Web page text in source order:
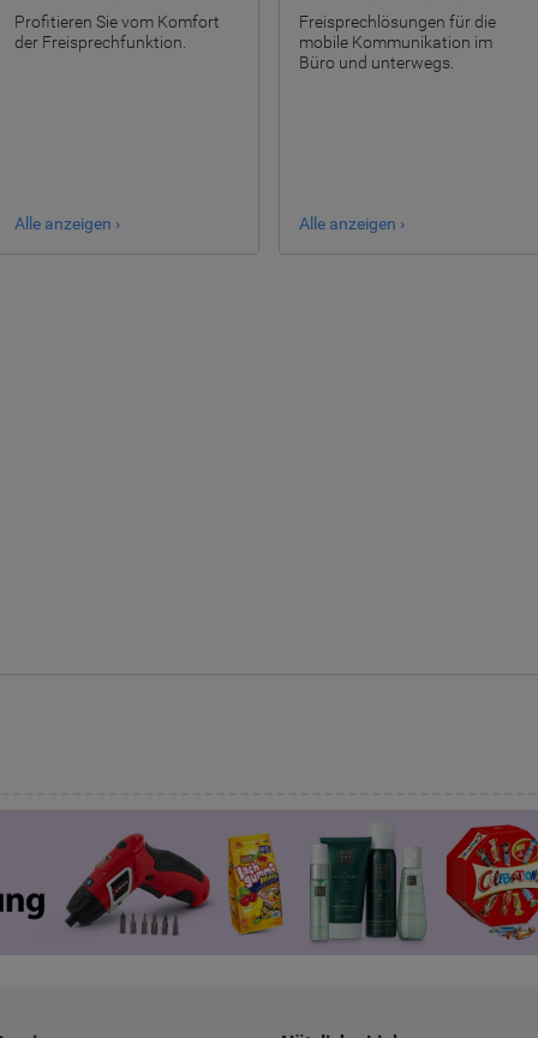
Profitieren Sie vom Komfort
der Freisprechfunktion.
Alle anzeigen ›
Freisprechlösungen für die
mobile Kommunikation im
Büro und unterwegs.
Alle anzeigen ›